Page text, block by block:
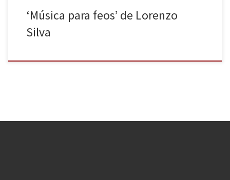
‘Música para feos’ de Lorenzo
Silva